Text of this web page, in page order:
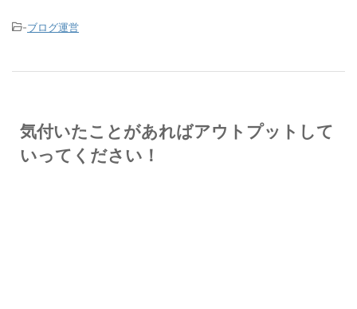
-ブログ運営
気付いたことがあればアウトプットして
いってください！